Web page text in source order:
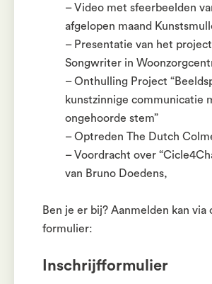
– Video met sfeerbeelden
afgelopen maand
– Presentatie van het
Songwriter in
– Onthulling Project
kunstzinnige communicatie
ongehoorde stem”
– Optreden The Dutch
– Voordracht over
van Bruno Doedens,
Ben je er bij? Aanmelden kan via
formulier:
Inschrijfformulier